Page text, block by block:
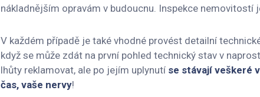
nákladnějším opravám v budoucnu. Inspekce nemovitostí
V každém případě je také vhodné provést detailní
když se může zdát na první pohled technický stav v
lhůty reklamovat, ale po jejím uplynutí se stávají veškeré
čas, vaše nervy!